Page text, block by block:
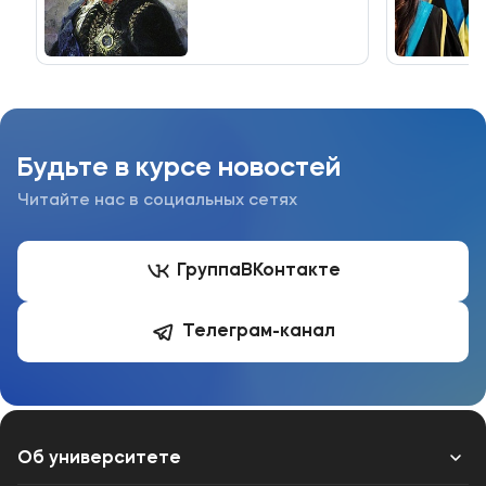
Подобрать программу
П.А. Румянцев
Будьте в курсе новостей
Читайте нас в социальных сетях
Группа ВКонтакте
Телеграм-канал
Об университете